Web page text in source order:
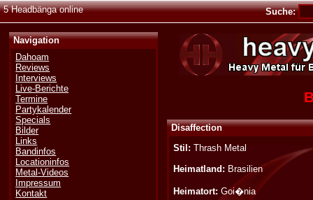
5 Headbänga online Suche:
Navigation
Dahoam
Reviews
Interviews
Live-Berichte
Termine
Partykalender
Specials
Bilder
Links
Bandinfos
Locationinfos
Metal-Videos
Impressum
Kontakt
Disaffection
Stil: Thrash Metal
Heimatland: Brasilien
Heimatort: Goi�nia